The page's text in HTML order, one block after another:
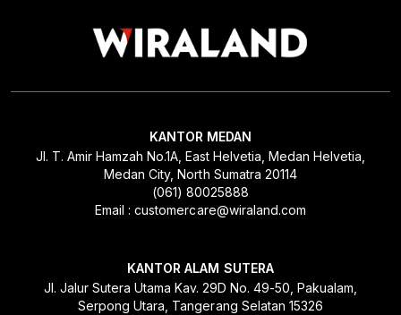
KANTOR MEDAN
Jl. T. Amir Hamzah No.1A, East Helvetia, Medan Helvetia,
Medan City, North Sumatra 20114
(061) 80025888
Email : customercare@wiraland.com
KANTOR ALAM SUTERA
Jl. Jalur Sutera Utama Kav. 29D No. 49-50, Pakualam,
Serpong Utara, Tangerang Selatan 15326